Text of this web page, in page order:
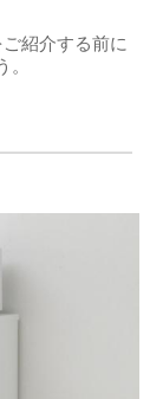
紹介する前に